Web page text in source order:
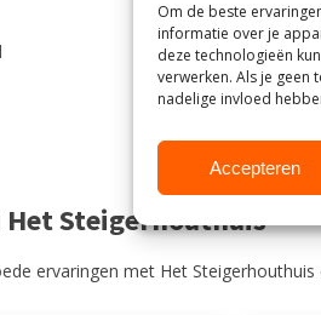
Om de beste
informatie over je
deze technologieën
verwerken. Als je geen
nadelige invloed
Accepteren
Steigerhouthuis
ervaringen met Het Steigerhouthuis